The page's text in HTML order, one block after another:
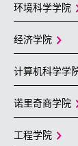
环境科学学院
经济学院
计算机科学学
诺里奇商学院
工程学院